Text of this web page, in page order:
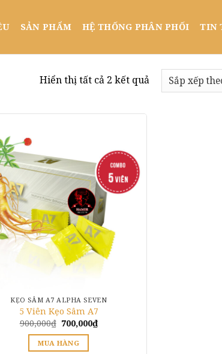
SẢN PHẨM HỆ THỐNG PHÂN PHỐI TIN
Hiển thị tất cả 2 kết quảĐã
sắp
KẸO SÂM A7 ALPHA SEVEN
5 Viên Kẹo Sâm A7
900,000₫ Giá
là:
900,000₫.
700,000₫Giá
hiện
MUA HÀNG